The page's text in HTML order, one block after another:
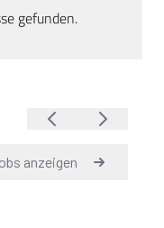
gefunden.